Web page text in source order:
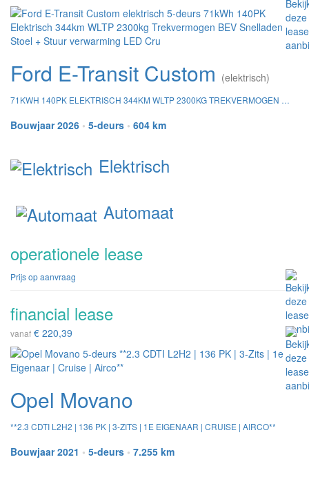
Ford E-Transit Custom (elektrisch)
71KWH 140PK ELEKTRISCH 344KM WLTP 2300KG TREKVERMOGEN BEV SNELLADEN STOEL + STUUR VERWARMING LED CRU
Bouwjaar 2026 • 5-deurs • 604 km
Elektrisch
Automaat
operationele lease
Prijs op aanvraag
financial lease
vanaf € 220,39
Opel Movano
**2.3 CDTI L2H2 | 136 PK | 3-ZITS | 1E EIGENAAR | CRUISE | AIRCO**
Bouwjaar 2021 • 5-deurs • 7.255 km